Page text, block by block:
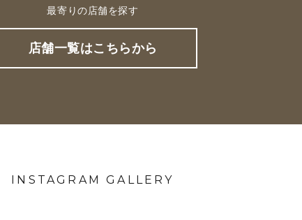
最寄りの店舗を探す
店舗一覧はこちらから
INSTAGRAM GALLERY